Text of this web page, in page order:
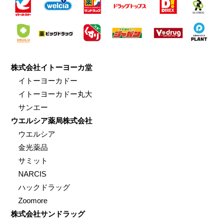
株式会社イトーヨーカ堂
イトーヨーカドー
イトーヨーカドー丸大
サンエー
ウエルシア薬局株式会社
ウエルシア
金光薬品
サミット
NARCIS
ハックドラッグ
Zoomore
株式会社サンドラッグ